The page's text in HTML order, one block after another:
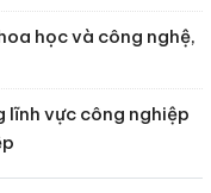
học và công nghệ,
lĩnh vực công nghiệp